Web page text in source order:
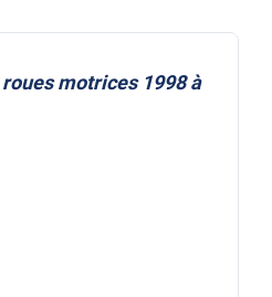
motrices 1998 à